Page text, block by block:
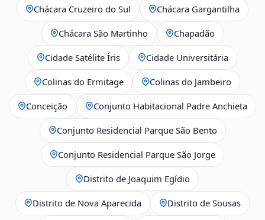
Chácara Cruzeiro do Sul Chácara Gargantilha
Chácara São Martinho Chapadão
Cidade Satélite Íris Cidade Universitária
Colinas do Ermitage Colinas do Jambeiro
Conceição Conjunto Habitacional Padre Anchieta
Conjunto Residencial Parque São Bento
Conjunto Residencial Parque São Jorge
Distrito de Joaquim Egídio
Distrito de Nova Aparecida Distrito de Sousas